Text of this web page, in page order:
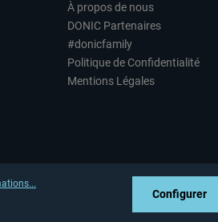
À propos de nous
DONIC Partenaires
#donicfamily
Politique de Confidentialité
Mentions Légales
Configurer